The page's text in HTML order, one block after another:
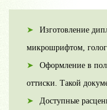
Изготовление
микрошрифтом,
Оформление в
оттиски. Такой
Доступные